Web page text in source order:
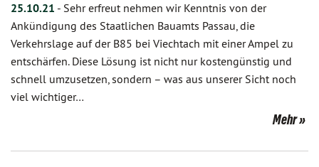
25.10.21 - Sehr erfreut nehmen wir Kenntnis von der
Ankündigung des Staatlichen Bauamts Passau, die
Verkehrslage auf der B85 bei Viechtach mit einer Ampel zu
entschärfen. Diese Lösung ist nicht nur kostengünstig und
schnell umzusetzen, sondern – was aus unserer Sicht noch
viel wichtiger…
Mehr